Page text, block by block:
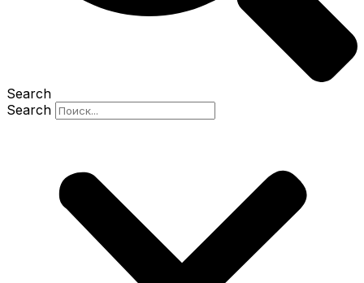
Search
Search